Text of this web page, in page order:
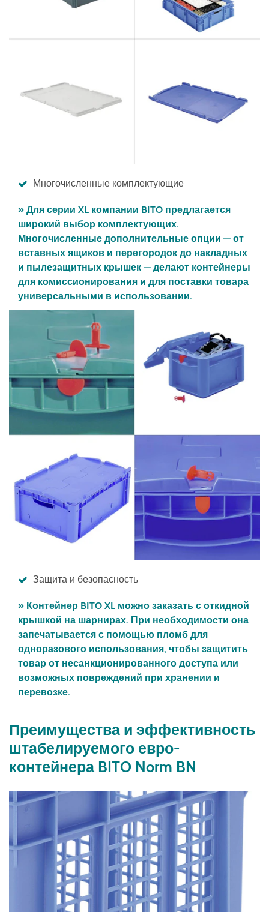
Многочисленные комплектующие
» Для серии XL компании BITO предлагается
широкий выбор комплектующих.
Многочисленные дополнительные опции — от
вставных ящиков и перегородок до накладных
и пылезащитных крышек — делают контейнеры
для комиссионирования и для поставки товара
универсальными в использовании.
Защита и безопасность
» Контейнер BITO XL можно заказать с откидной
крышкой на шарнирах. При необходимости она
запечатывается с помощью пломб для
одноразового использования, чтобы защитить
товар от несанкционированного доступа или
возможных повреждений при хранении и
перевозке.
Преимущества и эффективность
штабелируемого евро-
контейнера BITO Norm BN